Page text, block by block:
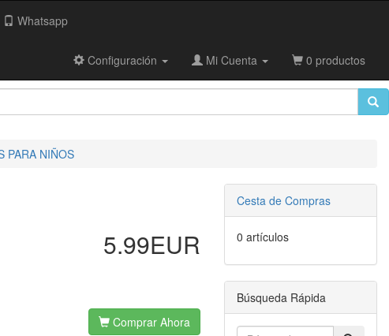
Whatsapp
Configuración Mi Cuenta 0 productos
PARA NIÑOS
5.99EUR
Comprar Ahora
Cesta de Compras
0 artículos
Búsqueda Rápida